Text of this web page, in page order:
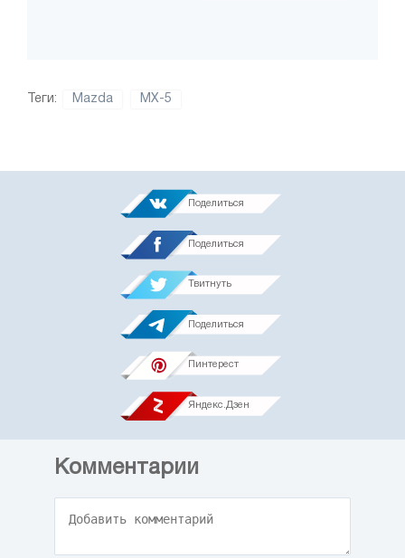
Теги: Mazda MX-5
Поделиться
Поделиться
Твитнуть
Поделиться
Пинтерест
Яндекс.Дзен
Комментарии